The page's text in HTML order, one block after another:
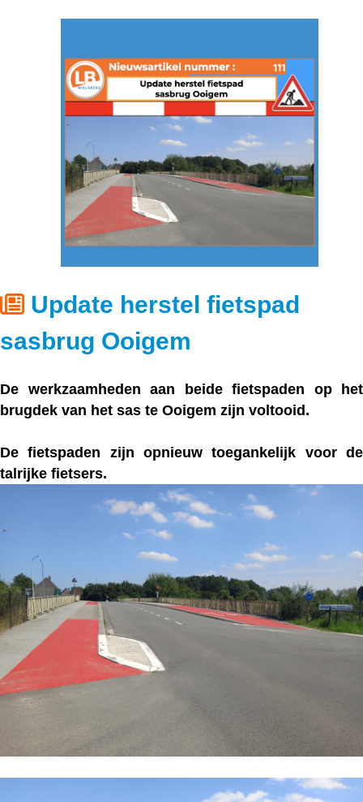
Update herstel fietspad
sasbrug Ooigem
De werkzaamheden aan beide fietspaden op het
brugdek van het sas te Ooigem zijn voltooid.
De fietspaden zijn opnieuw toegankelijk voor de
talrijke fietsers.